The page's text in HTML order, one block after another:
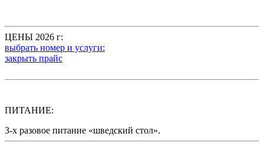
ЦЕНЫ 2026 г:
выбрать номер и услуги:
закрыть прайс
ПИТАНИЕ:
3-х разовое питание «шведский стол».